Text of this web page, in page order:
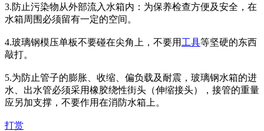
3.防止污染物从外部流入水箱内：为保养检查方便及安全，在
水箱周围必须留有一定的空间。
4.玻璃钢模压单板不要碰在尖角上，不要用 工具等坚硬的东西
敲打。
5.为防止管子的膨胀、收缩、偏负载及耐震，玻璃钢水箱的进
水、出水管必须采用橡胶绕性街头（伸缩接头），接管的重量
应另加支撑，不要作用在消防水箱上。
打赏